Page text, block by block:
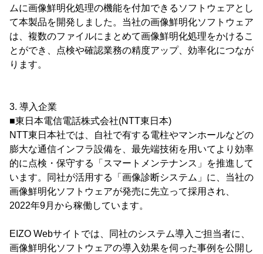
ムに画像鮮明化処理の機能を付加できるソフトウェアとし
て本製品を開発しました。当社の画像鮮明化ソフトウェア
は、複数のファイルにまとめて画像鮮明化処理をかけるこ
とができ、点検や確認業務の精度アップ、効率化につなが
ります。
3. 導入企業
■東日本電信電話株式会社(NTT東日本)
NTT東日本社では、自社で有する電柱やマンホールなどの
膨大な通信インフラ設備を、最先端技術を用いてより効率
的に点検・保守する「スマートメンテナンス」を推進して
います。同社が活用する「画像診断システム」に、当社の
画像鮮明化ソフトウェアが発売に先立って採用され、
2022年9月から稼働しています。
EIZO Webサイトでは、同社のシステム導入ご担当者に、
画像鮮明化ソフトウェアの導入効果を伺った事例を公開し